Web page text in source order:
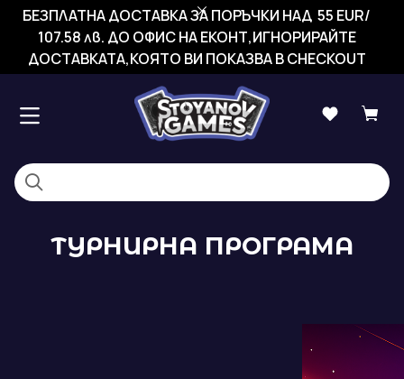
БЕЗПЛАТНА ДОСТАВКА ЗА ПОРЪЧКИ НАД 55 EUR/
107.58 лв. ДО ОФИС НА ЕКОНТ,ИГНОРИРАЙТЕ
ДОСТАВКАТА,КОЯТО ВИ ПОКАЗВА В CHECKOUT
ТУРНИРНА ПРОГРАМА